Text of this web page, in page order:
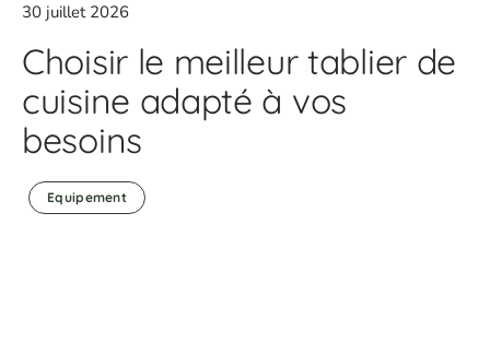
30 juillet 2026
Choisir le meilleur tablier de
cuisine adapté à vos
besoins
Equipement